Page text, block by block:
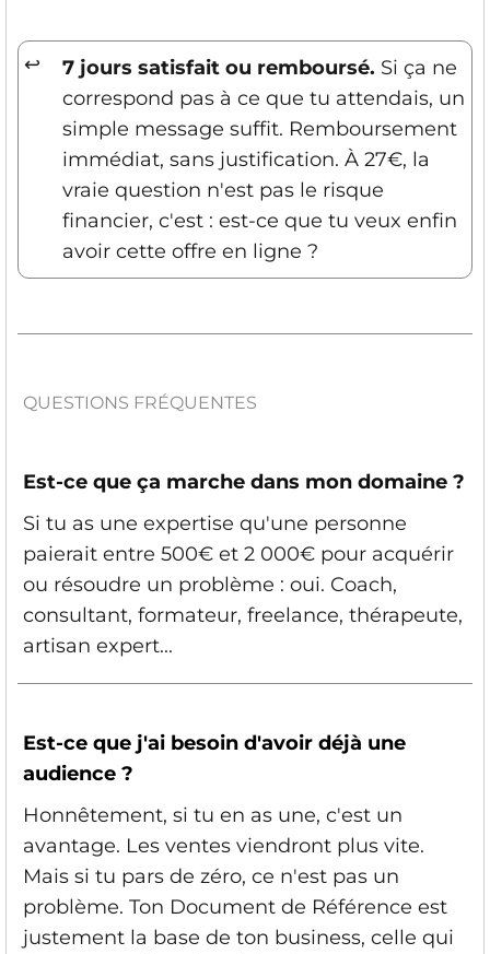
↩ 7 jours satisfait ou remboursé. Si ça ne
correspond pas à ce que tu attendais, un
simple message suffit. Remboursement
immédiat, sans justification. À 27€, la
vraie question n'est pas le risque
financier, c'est : est-ce que tu veux enfin
avoir cette offre en ligne ?
QUESTIONS FRÉQUENTES
Est-ce que ça marche dans mon domaine ?
Si tu as une expertise qu'une personne
paierait entre 500€ et 2 000€ pour acquérir
ou résoudre un problème : oui. Coach,
consultant, formateur, freelance, thérapeute,
artisan expert...
Est-ce que j'ai besoin d'avoir déjà une
audience ?
Honnêtement, si tu en as une, c'est un
avantage. Les ventes viendront plus vite.
Mais si tu pars de zéro, ce n'est pas un
problème. Ton Document de Référence est
justement la base de ton business, celle qui